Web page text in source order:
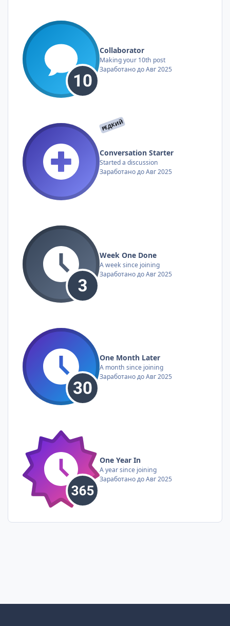
Collaborator
Making your 10th post
Заработано до Авг 2025
РЕДКИЙ
Conversation Starter
Started a discussion
Заработано до Авг 2025
Week One Done
A week since joining
Заработано до Авг 2025
One Month Later
A month since joining
Заработано до Авг 2025
One Year In
A year since joining
Заработано до Авг 2025